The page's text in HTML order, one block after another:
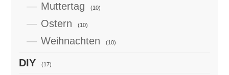
Muttertag (10)
Ostern (10)
Weihnachten (10)
DIY (17)